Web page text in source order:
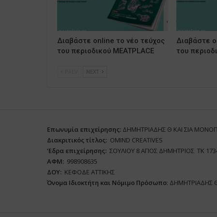
Διαβάστε online το νέο τεύχος
του περιοδικού MEATPLACE
Διαβάστε
του
NEXT
Επωνυμία επιχείρησης: ΔΗΜΗΤΡΙΑΔΗΣ Θ ΚΑΙ ΣΙΑ
Διακριτικός τίτλος: ΟΜΙΝD CREATIVES
‘Eδρα επιχείρησης: ΣΟΥΛΙΟΥ 8 ΑΓΙΟΣ ΔΗΜΗΤΡΙΟΣ ΤΚ
ΑΦΜ: 998908635
ΔΟΥ: ΚΕΦΟΔΕ ΑΤΤΙΚΗΣ
Όνομα Ιδιοκτήτη και Νόμιμο Πρόσωπο: ΔΗΜΗΤΡΙΑΔΗΣ